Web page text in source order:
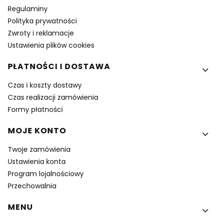
Regulaminy
Polityka prywatności
Zwroty i reklamacje
Ustawienia plików cookies
PŁATNOŚCI I DOSTAWA
Czas i koszty dostawy
Czas realizacji zamówienia
Formy płatności
MOJE KONTO
Twoje zamówienia
Ustawienia konta
Program lojalnościowy
Przechowalnia
MENU